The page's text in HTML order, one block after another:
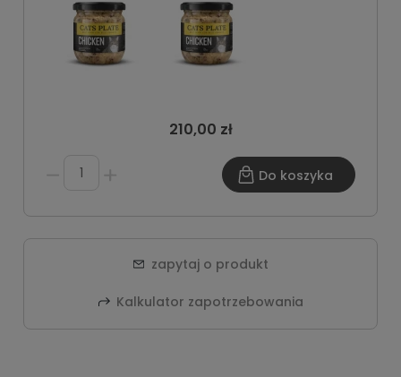
210,00 zł
Do koszyka
zapytaj o produkt
Kalkulator zapotrzebowania